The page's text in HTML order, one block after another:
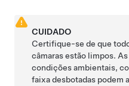
CUIDADO
Certifique-se de que
câmaras estão limpos.
condições ambientais,
faixa desbotadas podem